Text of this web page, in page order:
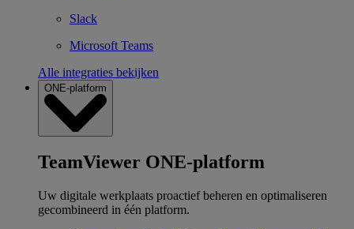
Slack
Microsoft Teams
Alle integraties bekijken
ONE-platform
TeamViewer ONE-platform
Uw digitale werkplaats proactief beheren en optimaliseren
gecombineerd in één platform.